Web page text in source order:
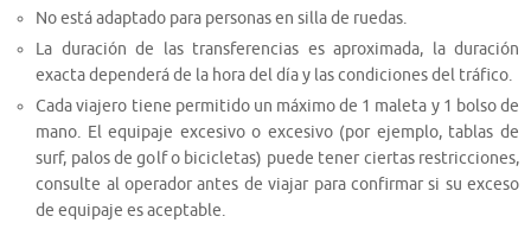
No está adaptado para personas en silla de ruedas.
La duración de las transferencias es aproximada, la duración
exacta dependerá de la hora del día y las condiciones del tráfico.
Cada viajero tiene permitido un máximo de 1 maleta y 1 bolso de
mano. El equipaje excesivo o excesivo (por ejemplo, tablas de
surf, palos de golf o bicicletas) puede tener ciertas restricciones,
consulte al operador antes de viajar para confirmar si su exceso
de equipaje es aceptable.